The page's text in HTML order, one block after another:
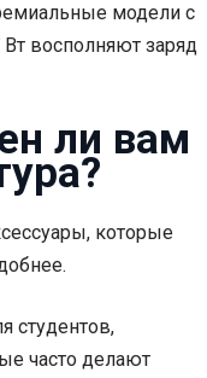
модели с
восполняют заряд
ли вам
которые
студентов,
часто делают